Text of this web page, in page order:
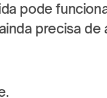
pode
precisa de